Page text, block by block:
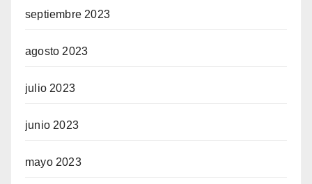
septiembre 2023
agosto 2023
julio 2023
junio 2023
mayo 2023